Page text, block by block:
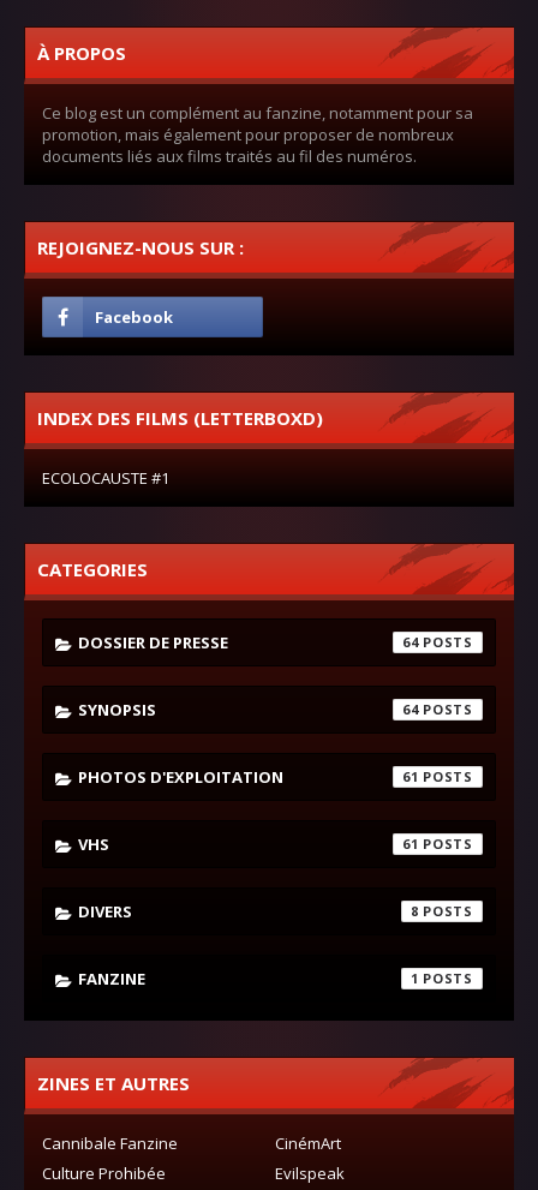
À PROPOS
Ce blog est un complément au fanzine, notamment pour sa
promotion, mais également pour proposer de nombreux
documents liés aux films traités au fil des numéros.
REJOIGNEZ-NOUS SUR :
INDEX DES FILMS (LETTERBOXD)
ECOLOCAUSTE #1
CATEGORIES
DOSSIER DE PRESSE 64
SYNOPSIS 64
PHOTOS D'EXPLOITATION 61
VHS 61
DIVERS 8
FANZINE 1
ZINES ET AUTRES
Cannibale Fanzine
CinémArt
Culture Prohibée
Evilspeak